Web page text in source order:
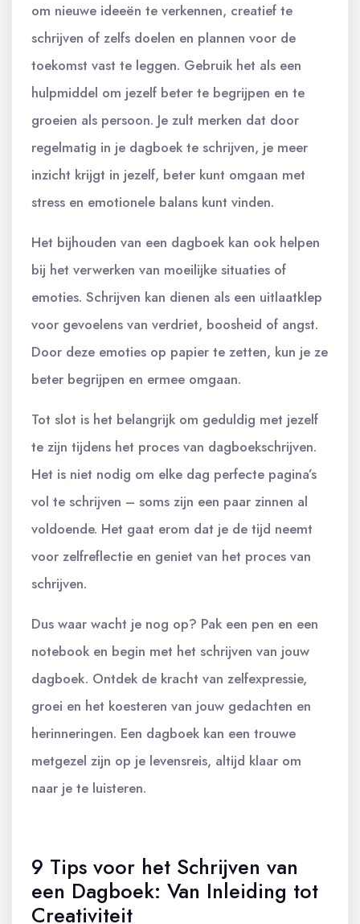
om nieuwe ideeën te verkennen, creatief te
schrijven of zelfs doelen en plannen voor de
toekomst vast te leggen. Gebruik het als een
hulpmiddel om jezelf beter te begrijpen en te
groeien als persoon. Je zult merken dat door
regelmatig in je dagboek te schrijven, je meer
inzicht krijgt in jezelf, beter kunt omgaan met
stress en emotionele balans kunt vinden.
Het bijhouden van een dagboek kan ook helpen
bij het verwerken van moeilijke situaties of
emoties. Schrijven kan dienen als een uitlaatklep
voor gevoelens van verdriet, boosheid of angst.
Door deze emoties op papier te zetten, kun je ze
beter begrijpen en ermee omgaan.
Tot slot is het belangrijk om geduldig met jezelf
te zijn tijdens het proces van dagboekschrijven.
Het is niet nodig om elke dag perfecte pagina’s
vol te schrijven – soms zijn een paar zinnen al
voldoende. Het gaat erom dat je de tijd neemt
voor zelfreflectie en geniet van het proces van
schrijven.
Dus waar wacht je nog op? Pak een pen en een
notebook en begin met het schrijven van jouw
dagboek. Ontdek de kracht van zelfexpressie,
groei en het koesteren van jouw gedachten en
herinneringen. Een dagboek kan een trouwe
metgezel zijn op je levensreis, altijd klaar om
naar je te luisteren.
9 Tips voor het Schrijven van
een Dagboek: Van Inleiding tot
Creativiteit